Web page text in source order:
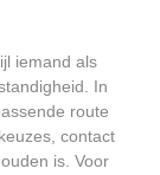
iemand als
In
route
contact
is. Voor